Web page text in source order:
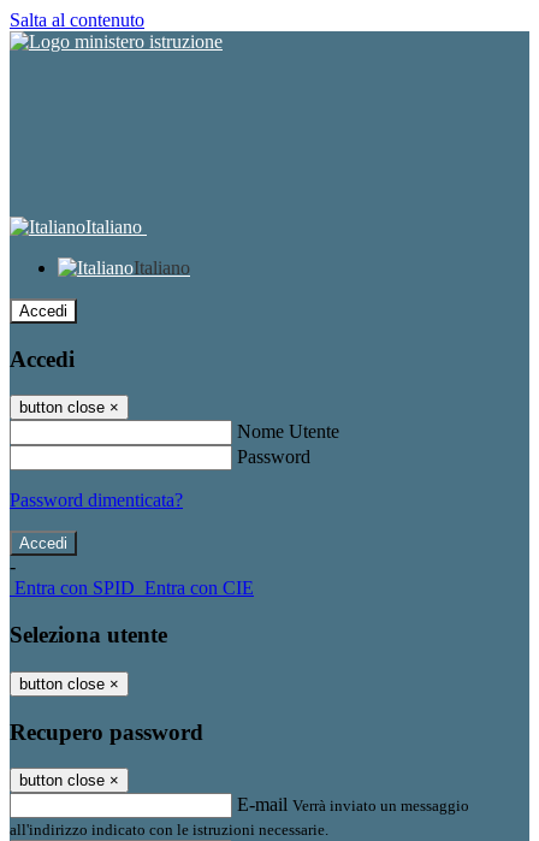
Salta al contenuto
Italiano
Italiano
Accedi
Accedi
button close ×
Nome Utente
Password
Password dimenticata?
-
Entra con SPID Entra con CIE
Seleziona utente
button close ×
Recupero password
button close ×
E-mail Verrà inviato un messaggio
all'indirizzo indicato con le istruzioni necessarie.